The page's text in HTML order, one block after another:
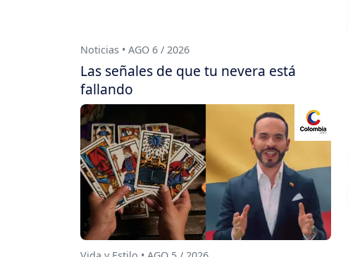
Noticias • AGO 6 / 2026
Las señales de que tu nevera está
fallando